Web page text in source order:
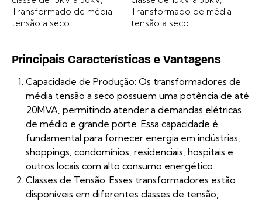
Transformado de média
tensão a seco
Transformado de média
tensão a seco
Principais Características e Vantagens
Capacidade de Produção: Os transformadores de
média tensão a seco possuem uma potência de até
20MVA, permitindo atender a demandas elétricas
de médio e grande porte. Essa capacidade é
fundamental para fornecer energia em indústrias,
shoppings, condomínios, residenciais, hospitais e
outros locais com alto consumo energético.
Classes de Tensão: Esses transformadores estão
disponíveis em diferentes classes de tensão,